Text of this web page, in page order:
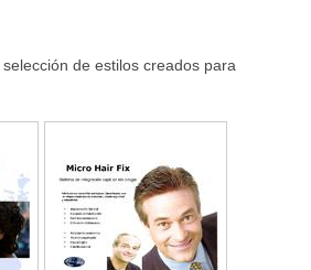
de estilos creados para